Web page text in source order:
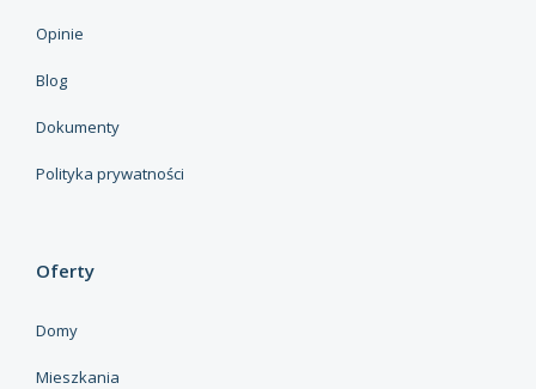
Opinie
Blog
Dokumenty
Polityka prywatności
Oferty
Domy
Mieszkania